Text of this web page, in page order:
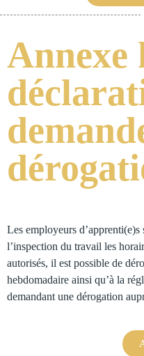
Annexe
Les employeurs d’apprenti(e)s
l’inspection du travail les
autorisés, il est possible de
hebdomadaire ainsi qu’à la
demandant une dérogation